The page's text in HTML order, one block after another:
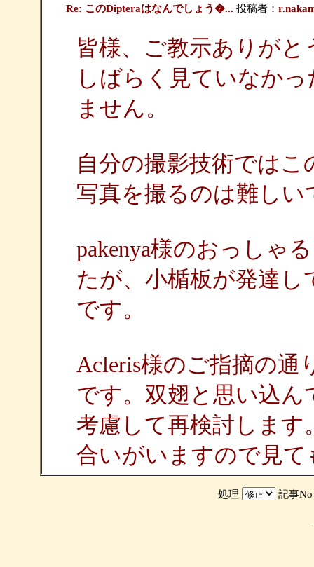
Re: このDipteraはなんでしょう�... 投稿者：
皆様、ご教示ありが
しばらく見ていなか
ません。
自分の撮影技術では
写真を撮るのは難しい
pakenya様のおっしゃ
たが、小楯板が発達
です。
Acleris様のご指摘の通
です。双翅と思い込
考慮して再検討します
合いがいますので見
処理 記事